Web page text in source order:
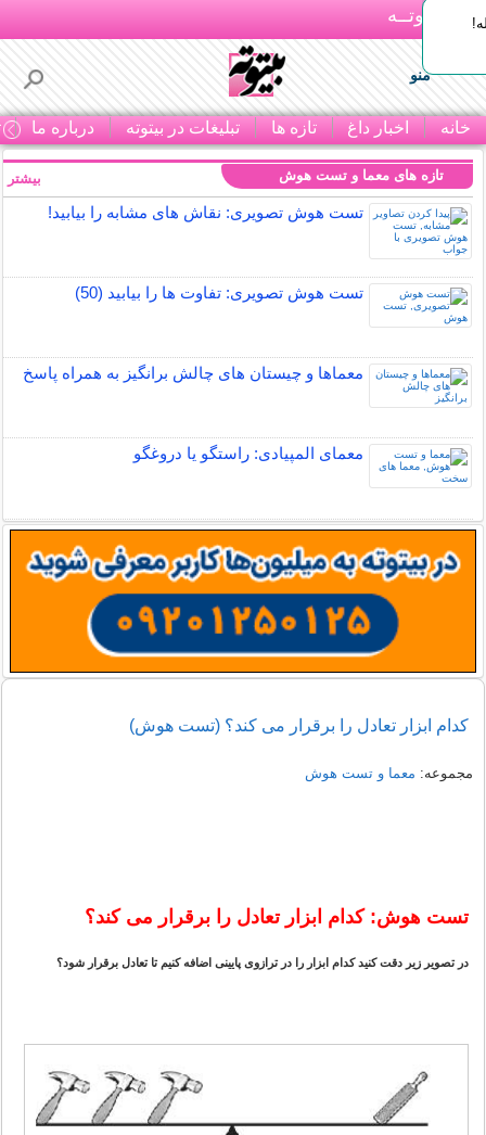
بـیتوتــه
منو
خانه اخبار داغ تازه ها تبلیغات در بیتوته درباره ما
تازه های معما و تست هوش
تست هوش تصویری: نقاش های مشابه را بیابید!
تست هوش تصویری: تفاوت ها را بیابید (50)
معماها و چیستان های چالش برانگیز به همراه پاسخ
معمای المپیادی: راستگو یا دروغگو
بیشتر
کدام ابزار تعادل را برقرار می کند؟ (تست هوش)
مجموعه: معما و تست هوش
تست هوش: کدام ابزار تعادل را برقرار می کند؟
در تصویر زیر دقت کنید کدام ابزار را در ترازوی پایینی اضافه کنیم تا تعادل برقرار شود؟